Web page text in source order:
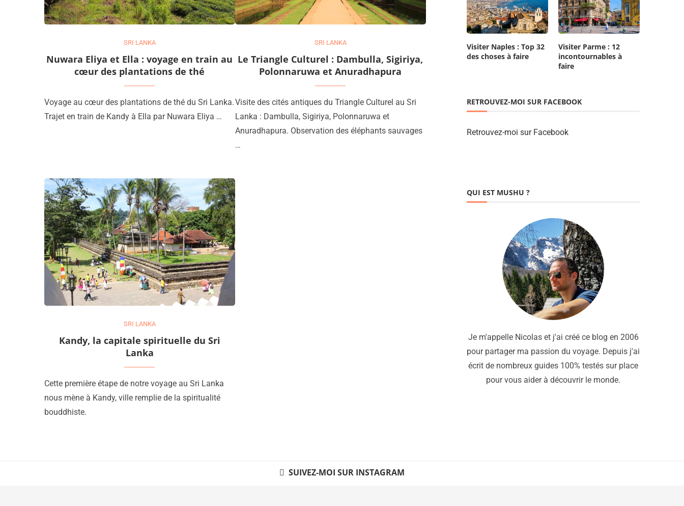
SRI LANKA
Nuwara Eliya et Ella : voyage en train au
cœur des plantations de thé
Voyage au cœur des plantations de thé du Sri Lanka.
Trajet en train de Kandy à Ella par Nuwara Eliya …
SRI LANKA
Le Triangle Culturel : Dambulla, Sigiriya,
Polonnaruwa et Anuradhapura
Visite des cités antiques du Triangle Culturel au Sri
Lanka : Dambulla, Sigiriya, Polonnaruwa et
Anuradhapura. Observation des éléphants sauvages
…
SRI LANKA
Kandy, la capitale spirituelle du Sri
Lanka
Cette première étape de notre voyage au Sri Lanka
nous mène à Kandy, ville remplie de la spiritualité
bouddhiste.
Visiter Naples : Top 32
des choses à faire
Visiter Parme : 12
incontournables à
faire
RETROUVEZ-MOI SUR FACEBOOK
Retrouvez-moi sur Facebook
QUI EST MUSHU ?
Je m'appelle Nicolas et j'ai créé ce blog en 2006
pour partager ma passion du voyage. Depuis j'ai
écrit de nombreux guides 100% testés sur place
pour vous aider à découvrir le monde.
SUIVEZ-MOI SUR INSTAGRAM